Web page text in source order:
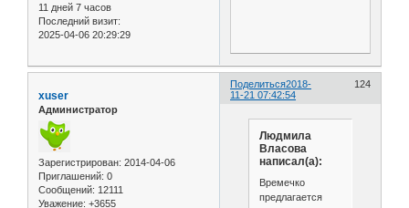
11 дней 7 часов
Последний визит:
2025-04-06 20:29:29
Поделиться 124
2018-
11-21 07:42:54
xuser
Администратор
Зарегистрирован: 2014-04-06
Приглашений: 0
Сообщений: 12111
Уважение: +3655
Людмила
Власова
написал(а):
Времечко
предлагается